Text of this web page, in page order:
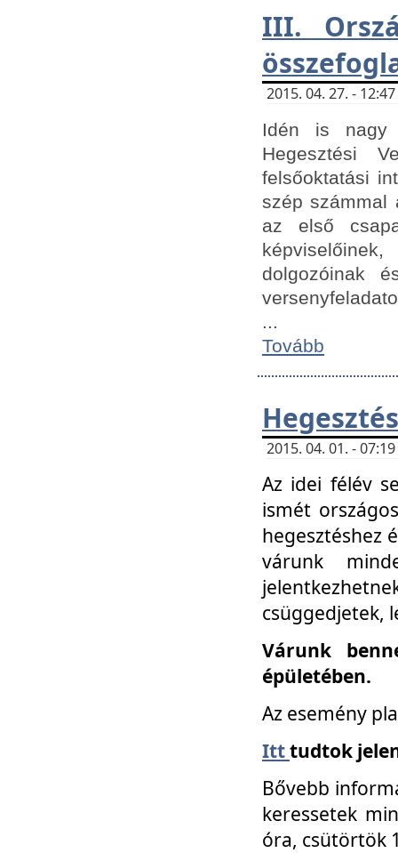
III.
2015. 04. 27. -
Idén is nagy
Hegesztési
felsőoktatási
szép számmal
az első
dolgozóinak
...
Tovább
2015. 04. 01. -
Az idei félév
ismét
hegesztéshez
várunk
csüggedjetek,
Várunk
épületében.
Az esemény
Itttudtok
Bővebb
keressetek
óra, csütörtök